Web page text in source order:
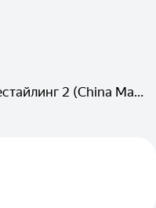
Geely Monjaro (Xingyue L) I Рестайлинг 2 (China Market)